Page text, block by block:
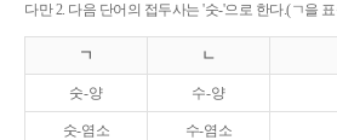
다만 2. 다음 단어의 접두사는 '숫-'으로 한다.(ㄱ을
ㄱ ㄴ
숫-양 수-양
숫-염소 수-염소